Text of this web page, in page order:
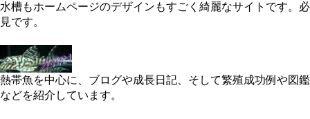
水槽もホームページのデザインもすごく綺麗なサイトです。必
見です。
熱帯魚を中心に、ブログや成長日記、そして繁殖成功例や図鑑
などを紹介しています。